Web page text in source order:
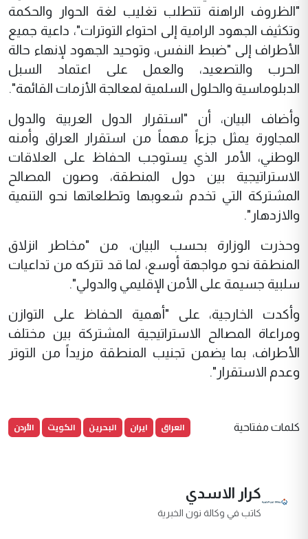
"الظروف الراهنة تتطلب تغليب لغة الحوار والحكمة
وتكثيف الجهود الرامية إلى احتواء التوترات"، داعية جميع
الأطراف إلى "ضبط النفس، وتوحيد الجهود لإنهاء حالة
الحرب والتصعيد، والعمل على اعتماد السبل
الدبلوماسية والحلول السلمية لمعالجة الأزمات القائمة".
وأضاف البيان، أن "استقرار الدول العربية والدول
المجاورة يمثل جزءاً مهماً من استقرار العراق وأمنه
الوطني، الأمر الذي يستوجب الحفاظ على العلاقات
الاستراتيجية بين دول المنطقة، وصون المصالح
المشتركة التي تخدم شعوبها وتطلعاتها نحو التنمية
والازدهار".
وحذرت الوزارة بحسب البيان، من "مخاطر انزلاق
المنطقة نحو مواجهة أوسع، لما قد تتركه من تداعيات
سلبية جسيمة على الأمن الإقليمي والدولي".
وأكدت الخارجية، على "أهمية الحفاظ على التوازن
ومراعاة المصالح الاستراتيجية المشتركة بين مختلف
الأطراف، بما يضمن تجنيب المنطقة مزيداً من التوتر
وعدم الاستقرار".
كلمات مفتاحية العراق ايران البحرين الكويت الأردن
كرار الاسدي
كاتب في وكالة نون الخبرية